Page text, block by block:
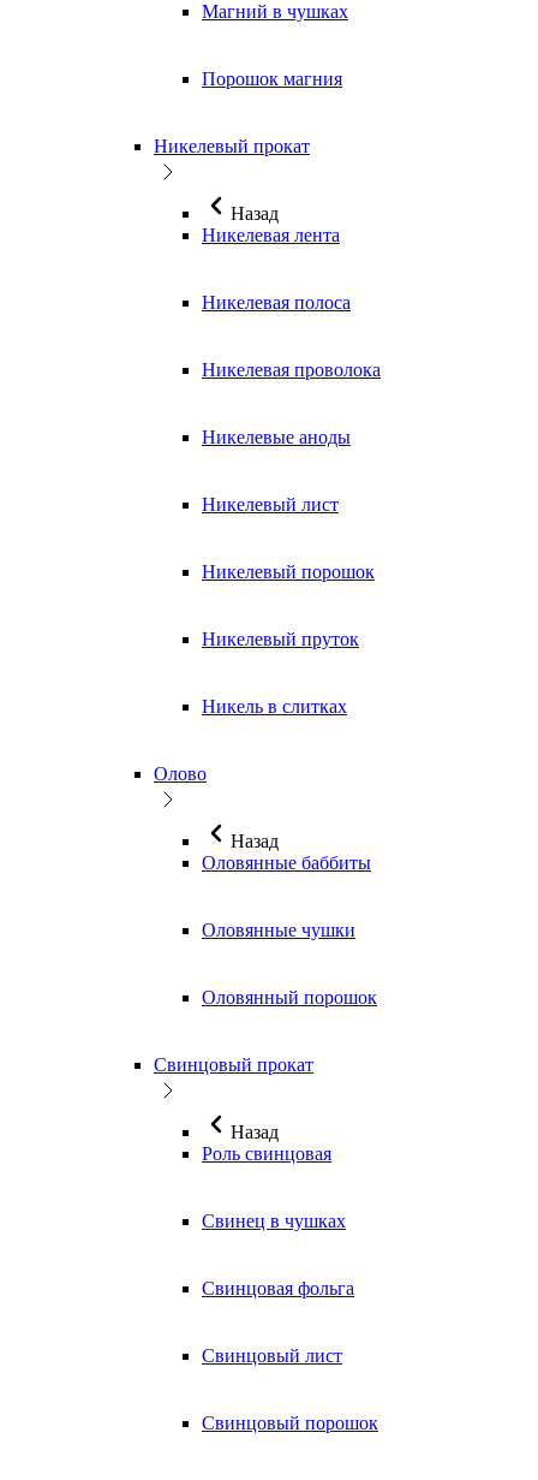
Магний в чушках
Порошок магния
Никелевый прокат
Назад
Никелевая лента
Никелевая полоса
Никелевая проволока
Никелевые аноды
Никелевый лист
Никелевый порошок
Никелевый пруток
Никель в слитках
Олово
Назад
Оловянные баббиты
Оловянные чушки
Оловянный порошок
Свинцовый прокат
Назад
Роль свинцовая
Свинец в чушках
Свинцовая фольга
Свинцовый лист
Свинцовый порошок